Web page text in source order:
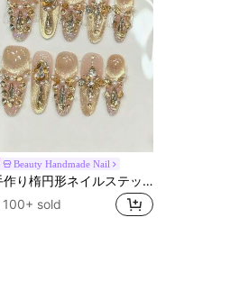
Beauty Handmade Nail
10個 手作り楕円形ネイルステッカー、パーティーや日常使いに適しています、ゴールドカラーのネイル、美しくきらびやか、簡単に貼れるネイルサプライ ハンドメイドプレスオンネイル
100+ sold